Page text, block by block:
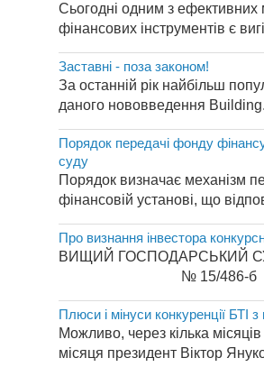
Сьогодні одним з ефективних
фінансових інструментів є
Заставні - поза законом!
За останній рік найбільш
даного нововведення
Порядок передачі фонду
суду
Порядок визначає механізм
фінансовій установі, що
Про визнання інвестора
ВИЩИЙ
№ 15/486-б
Плюси і мінуси конкуренції БТІ
Можливо, через кілька
місяця президент Віктор